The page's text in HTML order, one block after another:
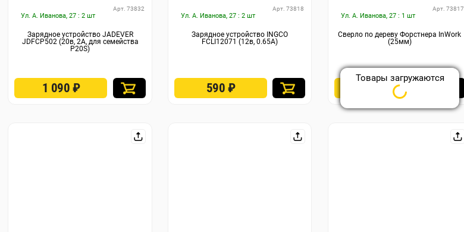
Ул. А. Иванова, 27 : 2 шт
Арт. 73832
Зарядное устройство JADEVER
JDFCP502 (20в, 2А, для семейства
P20S)
1 090 ₽
Ул. А. Иванова, 27 : 2 шт
Арт. 73818
Зарядное устройство INGCO
FCLI12071 (12в, 0.65А)
590 ₽
Ул. А. Иванова, 27 : 1 шт
Арт. 73817
Сверло по дереву Форстнера InWork
(25мм)
₽